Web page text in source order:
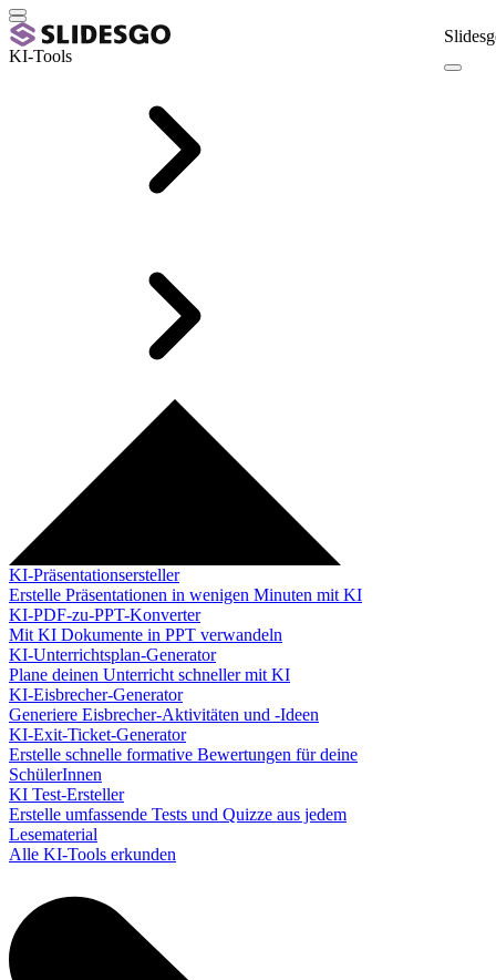
KI-Tools
KI-Präsentationsersteller
Erstelle Präsentationen in wenigen Minuten mit KI
KI-PDF-zu-PPT-Konverter
Mit KI Dokumente in PPT verwandeln
KI-Unterrichtsplan-Generator
Plane deinen Unterricht schneller mit KI
KI-Eisbrecher-Generator
Generiere Eisbrecher-Aktivitäten und -Ideen
KI-Exit-Ticket-Generator
Erstelle schnelle formative Bewertungen für deine
SchülerInnen
KI Test-Ersteller
Erstelle umfassende Tests und Quizze aus jedem
Lesematerial
Alle KI-Tools erkunden